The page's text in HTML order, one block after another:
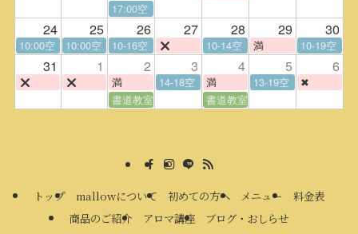
17:00空
24 25 26 27 28 29 30
10:00空 10:00空 10-16空 10-14空 満 10-19空
31 1 2 3 4 5 6
満 14-18空 満 13-19空
✖
書道教室
書道教室
トップ mallowについて 初めての方へ メニュー
料金表
商品のご紹介
アロマ講座
ブログ・おしらせ